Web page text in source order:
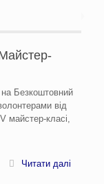
Безкоштовний
від
майстер-класі,
Читати далі